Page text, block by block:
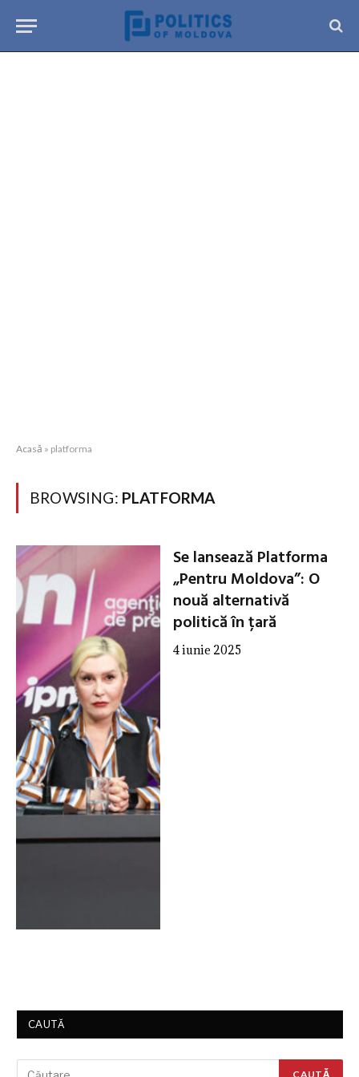
Acasă » platforma
BROWSING: PLATFORMA
Se lansează Platforma
„Pentru Moldova”: O
nouă alternativă
politică în țară
4 iunie 2025
CAUTĂ